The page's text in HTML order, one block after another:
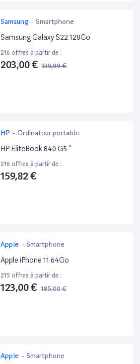
Samsung - Smartphone
Samsung Galaxy S22 128Go
216 offres à partir de :
203,00 € 339,99 €
HP - Ordinateur portable
HP EliteBook 840 G5 ”
216 offres à partir de :
159,82 €
Apple - Smartphone
Apple iPhone 11 64Go
215 offres à partir de :
123,00 € 185,00 €
Apple - Smartphone